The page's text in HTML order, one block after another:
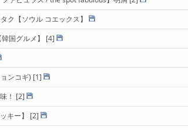
ク【ソウル コエックス】
国グルメ】 [4]
ンコギ) [1]
！ [2]
キー】 [2]